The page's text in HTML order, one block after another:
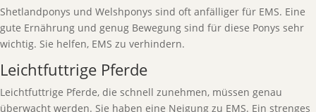
Shetlandponys und Welshponys sind oft anfälliger für EMS. Eine
gute Ernährung und genug Bewegung sind für diese Ponys sehr
wichtig. Sie helfen, EMS zu verhindern.
Leichtfuttrige Pferde
Leichtfuttrige Pferde, die schnell zunehmen, müssen genau
überwacht werden. Sie haben eine Neigung zu EMS. Ein strenges